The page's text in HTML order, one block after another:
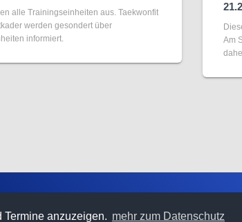
anzuzeigen. mehr zum Datenschutz
alle Trainingseinheiten aus. Taekwonfit
werden gesondert über
informiert.
Am